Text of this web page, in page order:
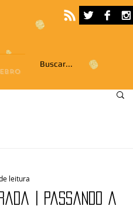
| Passando a
leitura